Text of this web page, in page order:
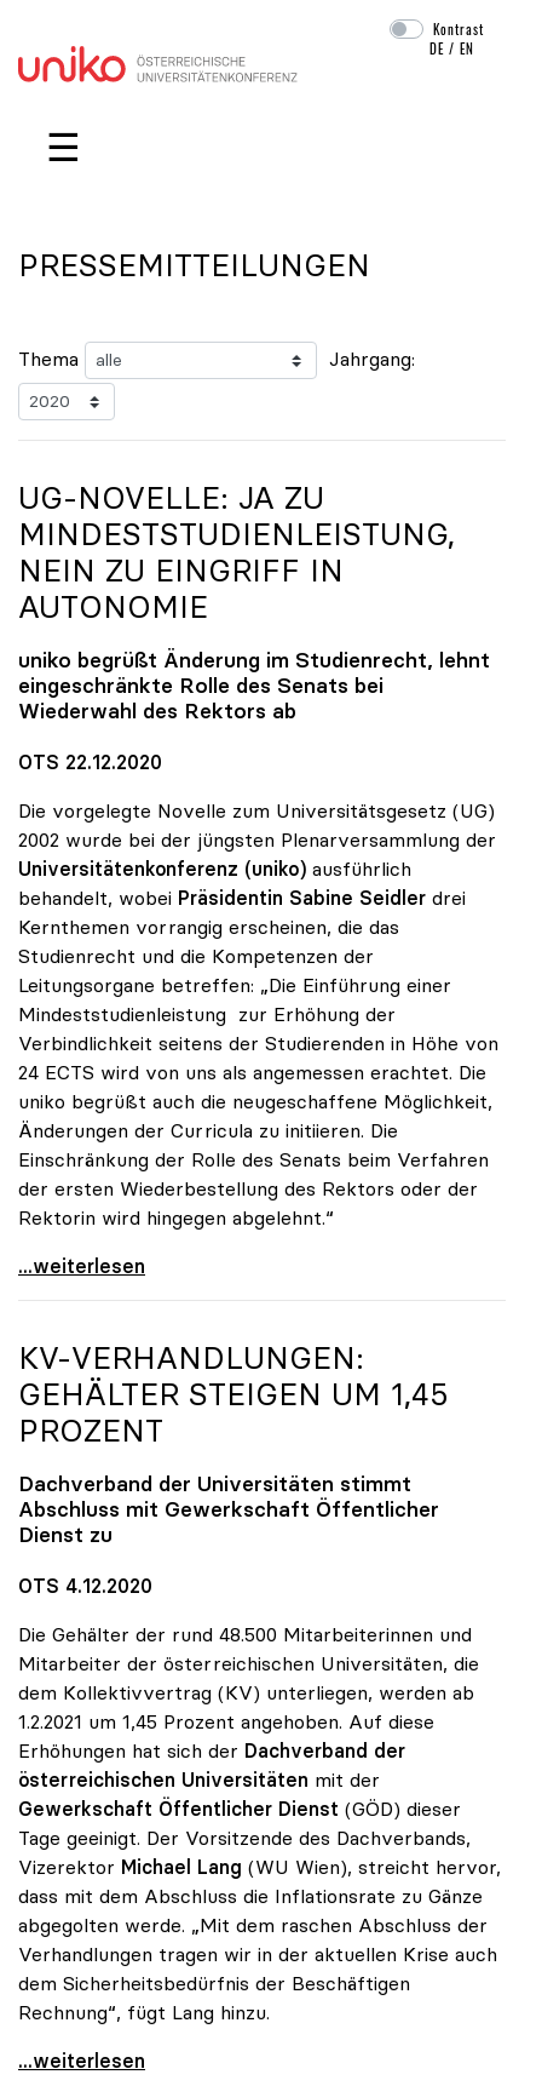
Navigation überspringen
Kontrast
DE /EN
☰
PRESSEMITTEILUNGEN
Thema Jahrgang:
UG-NOVELLE: JA ZU
MINDESTSTUDIENLEISTUNG,
NEIN ZU EINGRIFF IN
AUTONOMIE
uniko begrüßt Änderung im Studienrecht, lehnt
eingeschränkte Rolle des Senats bei
Wiederwahl des Rektors ab
OTS 22.12.2020
Die vorgelegte Novelle zum Universitätsgesetz (UG)
2002 wurde bei der jüngsten Plenarversammlung der
Universitätenkonferenz (uniko) ausführlich
behandelt, wobei Präsidentin Sabine Seidler drei
Kernthemen vorrangig erscheinen, die das
Studienrecht und die Kompetenzen der
Leitungsorgane betreffen: „Die Einführung einer
Mindeststudienleistung zur Erhöhung der
Verbindlichkeit seitens der Studierenden in Höhe von
24 ECTS wird von uns als angemessen erachtet. Die
uniko begrüßt auch die neugeschaffene Möglichkeit,
Änderungen der Curricula zu initiieren. Die
Einschränkung der Rolle des Senats beim Verfahren
der ersten Wiederbestellung des Rektors oder der
Rektorin wird hingegen abgelehnt.“
UG-Novelle: Ja zu Mindeststudienleistung, nein zu
...weiterlesen
KV-VERHANDLUNGEN:
GEHÄLTER STEIGEN UM 1,45
PROZENT
Dachverband der Universitäten stimmt
Abschluss mit Gewerkschaft Öffentlicher
Dienst zu
OTS 4.12.2020
Die Gehälter der rund 48.500 Mitarbeiterinnen und
Mitarbeiter der österreichischen Universitäten, die
dem Kollektivvertrag (KV) unterliegen, werden ab
1.2.2021 um 1,45 Prozent angehoben. Auf diese
Erhöhungen hat sich der Dachverband der
österreichischen Universitäten mit der
Gewerkschaft Öffentlicher Dienst (GÖD) dieser
Tage geeinigt. Der Vorsitzende des Dachverbands,
Vizerektor Michael Lang (WU Wien), streicht hervor,
dass mit dem Abschluss die Inflationsrate zu Gänze
abgegolten werde. „Mit dem raschen Abschluss der
Verhandlungen tragen wir in der aktuellen Krise auch
dem Sicherheitsbedürfnis der Beschäftigen
Rechnung“, fügt Lang hinzu.
KV-Verhandlungen: Gehälter steigen um 1,45 Prozent
...weiterlesen